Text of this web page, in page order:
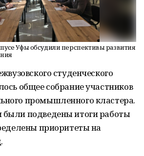
Уфы обсудили перспективы развития
студенческого
общее собрание участников
промышленного кластера.
подведены итоги работы
приоритеты на